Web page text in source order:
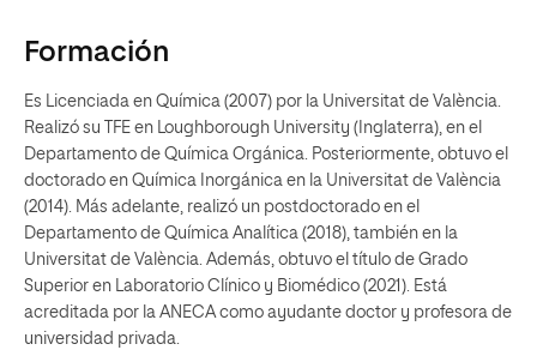
Formación
Es Licenciada en Química (2007) por la Universitat de València.
Realizó su TFE en Loughborough University (Inglaterra), en el
Departamento de Química Orgánica. Posteriormente, obtuvo el
doctorado en Química Inorgánica en la Universitat de València
(2014). Más adelante, realizó un postdoctorado en el
Departamento de Química Analítica (2018), también en la
Universitat de València. Además, obtuvo el título de Grado
Superior en Laboratorio Clínico y Biomédico (2021). Está
acreditada por la ANECA como ayudante doctor y profesora de
universidad privada.